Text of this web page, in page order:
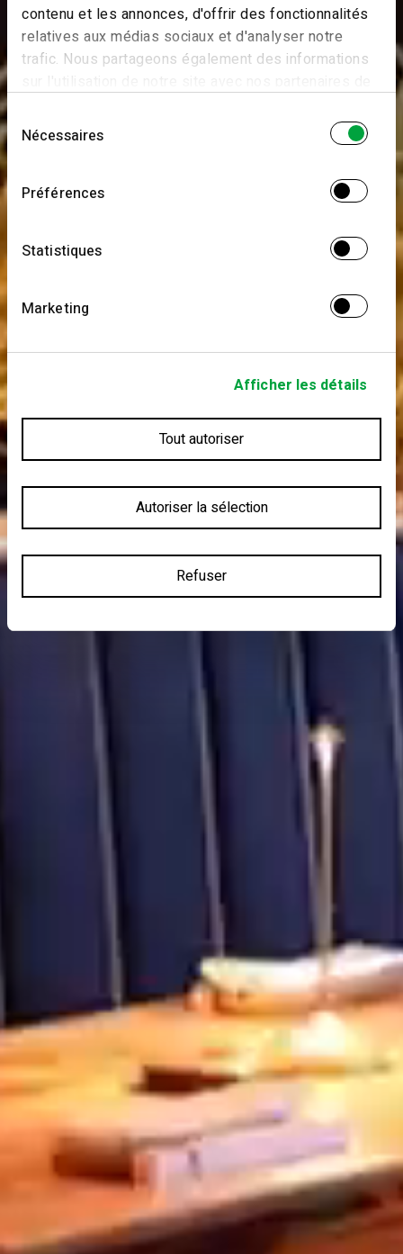
contenu et les annonces, d'offrir des fonctionnalités
relatives aux médias sociaux et d'analyser notre
trafic. Nous partageons également des informations
combiner celles-ci avec d'autres informations que
vous leur avez fournies ou qu'ils ont collectées lors
Sélection
du
consentement
Nécessaires
Préférences
Statistiques
Marketing
Afficher les détails
Tout autoriser
Autoriser la sélection
Refuser